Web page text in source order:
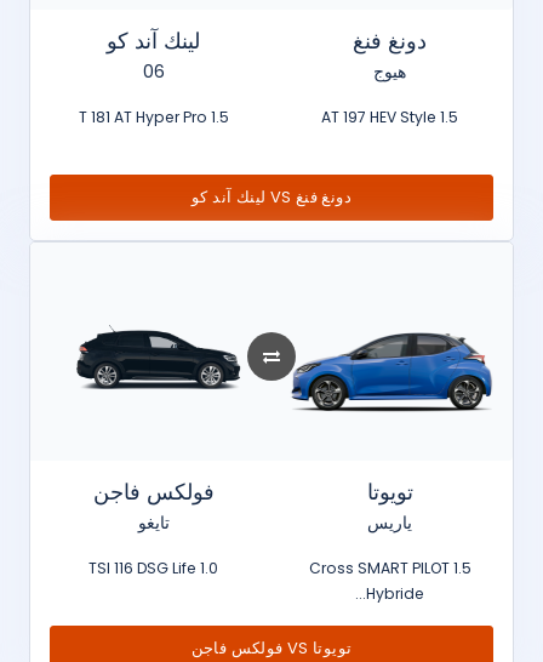
دونغ فنغ
هيوج
1.5 AT 197 HEV Style
لينك آند كو
06
1.5 T 181 AT Hyper Pro
دونغ فنغ VS لينك آند كو
تويوتا
ياريس
Cross SMART PILOT 1.5
Hybride...
فولكس فاجن
تايغو
1.0 TSI 116 DSG Life
تويوتا VS فولكس فاجن